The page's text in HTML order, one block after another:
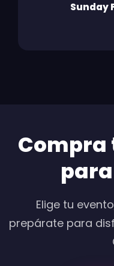
Sunday
para
Elige tu
prepárate para